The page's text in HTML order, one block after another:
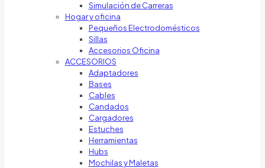
Simulación de Carreras
Hogar y oficina
Pequeños Electrodomésticos
Sillas
Accesorios Oficina
ACCESORIOS
Adaptadores
Bases
Cables
Candados
Cargadores
Estuches
Herramientas
Hubs
Mochilas y Maletas